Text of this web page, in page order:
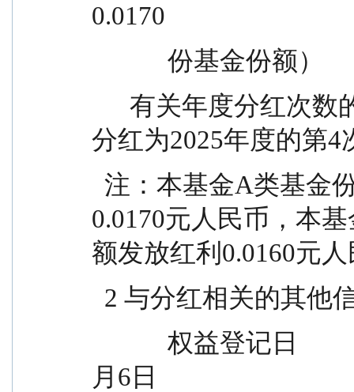
0.0170
            份基金份额）
分红为2025年度的第4
0.0170元人民币，本
额发放红利0.0160元
2 与分红相关的其他
月6日